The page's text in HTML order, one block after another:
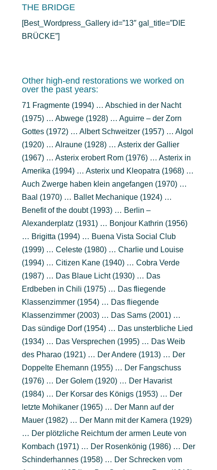
THE BRIDGE
[Best_Wordpress_Gallery id=”13″ gal_title=”DIE
BRÜCKE”]
Other high-end restorations we worked on
over the past years:
71 Fragmente (1994) … Abschied in der Nacht
(1975) … Abwege (1928) … Aguirre – der Zorn
Gottes (1972) … Albert Schweitzer (1957) … Algol
(1920) … Alraune (1928) … Asterix der Gallier
(1967) … Asterix erobert Rom (1976) … Asterix in
Amerika (1994) … Asterix und Kleopatra (1968) …
Auch Zwerge haben klein angefangen (1970) …
Baal (1970) … Ballet Mechanique (1924) …
Benefit of the doubt (1993) … Berlin –
Alexanderplatz (1931) … Bonjour Kathrin (1956)
… Brigitta (1994) … Buena Vista Social Club
(1999) … Celeste (1980) … Charlie und Louise
(1994) … Citizen Kane (1940) … Cobra Verde
(1987) … Das Blaue Licht (1930) … Das
Erdbeben in Chili (1975) … Das fliegende
Klassenzimmer (1954) … Das fliegende
Klassenzimmer (2003) … Das Sams (2001) …
Das sündige Dorf (1954) … Das unsterbliche Lied
(1934) … Das Versprechen (1995) … Das Weib
des Pharao (1921) … Der Andere (1913) … Der
Doppelte Ehemann (1955) … Der Fangschuss
(1976) … Der Golem (1920) … Der Havarist
(1984) … Der Korsar des Königs (1953) … Der
letzte Mohikaner (1965) … Der Mann auf der
Mauer (1982) … Der Mann mit der Kamera (1929)
… Der plötzliche Reichtum der armen Leute von
Kombach (1971) … Der Rosenkönig (1986) … Der
Schinderhannes (1958) … Der Schrecken vom